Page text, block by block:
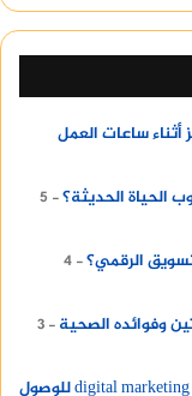
ساعات العمل
الحياة الحديثة؟
5
الرقمي؟ 4
وفوائده الصحية
3
لماذا تعتمد المؤسسات الإخبارية على digital marketing in oman للوصول